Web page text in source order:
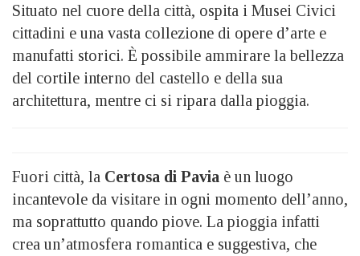
Situato nel cuore della città, ospita i Musei Civici
cittadini e una vasta collezione di opere d’arte e
manufatti storici. È possibile ammirare la bellezza
del cortile interno del castello e della sua
architettura, mentre ci si ripara dalla pioggia.
Fuori città, la Certosa di Pavia è un luogo
incantevole da visitare in ogni momento dell’anno,
ma soprattutto quando piove. La pioggia infatti
crea un’atmosfera romantica e suggestiva, che